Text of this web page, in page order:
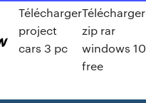
Télécharger
project
cars 3 pc
Télécharger
zip rar
windows 10
free